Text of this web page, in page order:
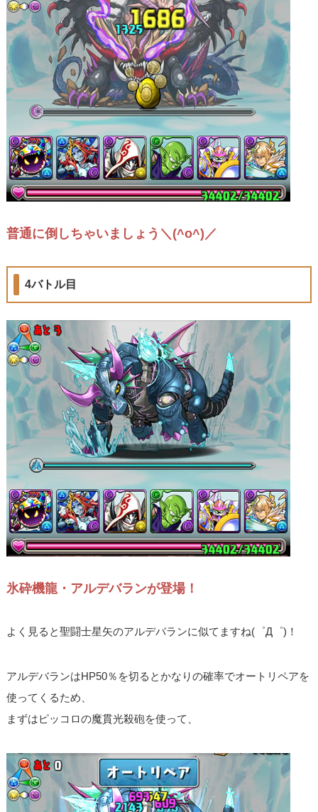
普通に倒しちゃいましょう＼(^o^)／
4バトル目
氷砕機龍・アルデバランが登場！
よく見ると聖闘士星矢のアルデバランに似てますね(゜Д゜)！
アルデバランはHP50％を切るとかなりの確率でオートリペアを
使ってくるため、
まずはピッコロの魔貫光殺砲を使って、